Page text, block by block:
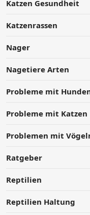
Katzen Gesundheit
Katzenrassen
Nager
Nagetiere Arten
Probleme mit
Probleme mit Katzen
Problemen mit
Ratgeber
Reptilien
Reptilien Haltung